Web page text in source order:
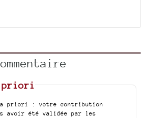
priori
a priori : votre contribution
avoir été validée par les